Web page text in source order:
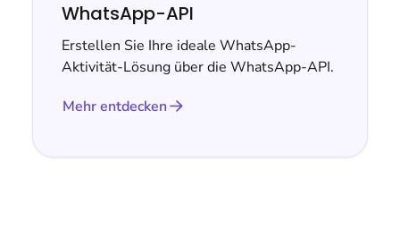
WhatsApp-API
Erstellen Sie Ihre ideale WhatsApp-
Aktivität-Lösung über die WhatsApp-API.
Mehr entdecken